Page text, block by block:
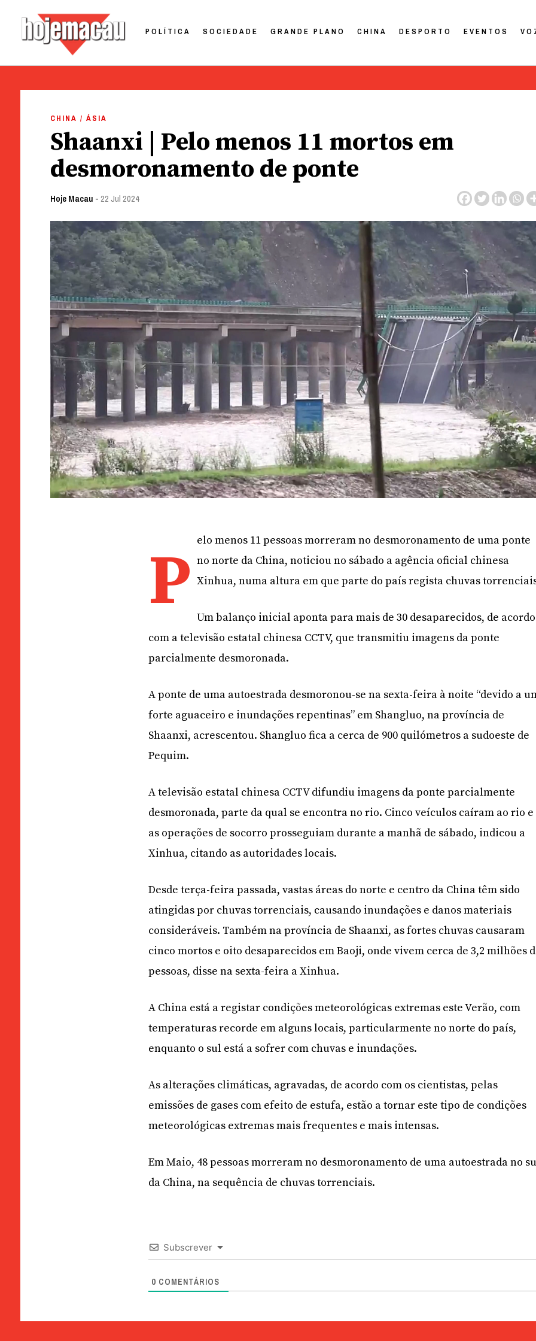
POLÍTICA SOCIEDADE GRANDE PLANO CHINA DESPORTO EVENTOS
CHINA / ÁSIA
Shaanxi | Pelo menos 11 mortos em
desmoronamento de ponte
Hoje Macau - 22 Jul 2024
P elo menos 11 pessoas morreram no desmoronamento de uma ponte
no norte da China, noticiou no sábado a agência oficial chinesa
Xinhua, numa altura em que parte do país regista chuvas
Um balanço inicial aponta para mais de 30 desaparecidos, de acordo
com a televisão estatal chinesa CCTV, que transmitiu imagens da ponte
parcialmente desmoronada.
A ponte de uma autoestrada desmoronou-se na sexta-feira à noite “devido a
forte aguaceiro e inundações repentinas” em Shangluo, na província de
Shaanxi, acrescentou. Shangluo fica a cerca de 900 quilómetros a sudoeste de
Pequim.
A televisão estatal chinesa CCTV difundiu imagens da ponte parcialmente
desmoronada, parte da qual se encontra no rio. Cinco veículos caíram ao rio e
as operações de socorro prosseguiam durante a manhã de sábado, indicou a
Xinhua, citando as autoridades locais.
Desde terça-feira passada, vastas áreas do norte e centro da China têm sido
atingidas por chuvas torrenciais, causando inundações e danos materiais
consideráveis. Também na província de Shaanxi, as fortes chuvas causaram
cinco mortos e oito desaparecidos em Baoji, onde vivem cerca de 3,2 milhões
pessoas, disse na sexta-feira a Xinhua.
A China está a registar condições meteorológicas extremas este Verão, com
temperaturas recorde em alguns locais, particularmente no norte do país,
enquanto o sul está a sofrer com chuvas e inundações.
As alterações climáticas, agravadas, de acordo com os cientistas, pelas
emissões de gases com efeito de estufa, estão a tornar este tipo de condições
meteorológicas extremas mais frequentes e mais intensas.
Em Maio, 48 pessoas morreram no desmoronamento de uma autoestrada no
da China, na sequência de chuvas torrenciais.
Subscrever
0 COMENTÁRIOS